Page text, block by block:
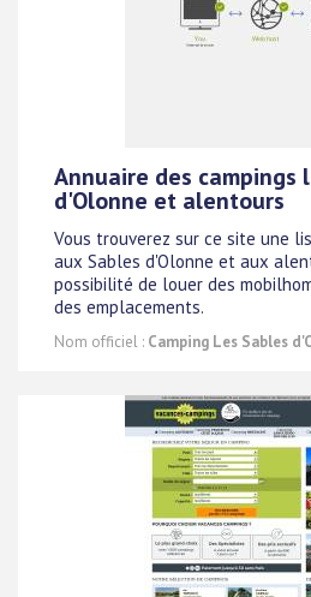
Annuaire des campings
d'Olonne et alentours
Vous trouverez sur ce site une
aux Sables d'Olonne et aux
possibilité de louer des
des emplacements.
Nom officiel : Camping Les Sables